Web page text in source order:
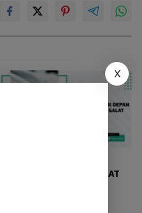
ORANG YANG SEDANG SALAT
X